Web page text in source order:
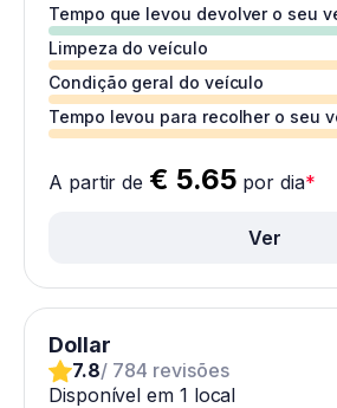
Tempo que levou devolver o seu
Limpeza do veículo
Condição geral do veículo
Tempo levou para recolher o seu
A partir de € 5.65 por dia*
Ver
Dollar
7.8/ 784 revisões
Disponível em 1 local